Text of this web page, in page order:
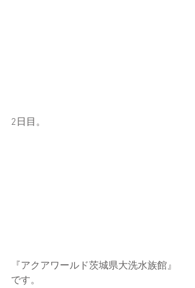
2日目。
『アクアワールド茨城県大洗水族館』
です。